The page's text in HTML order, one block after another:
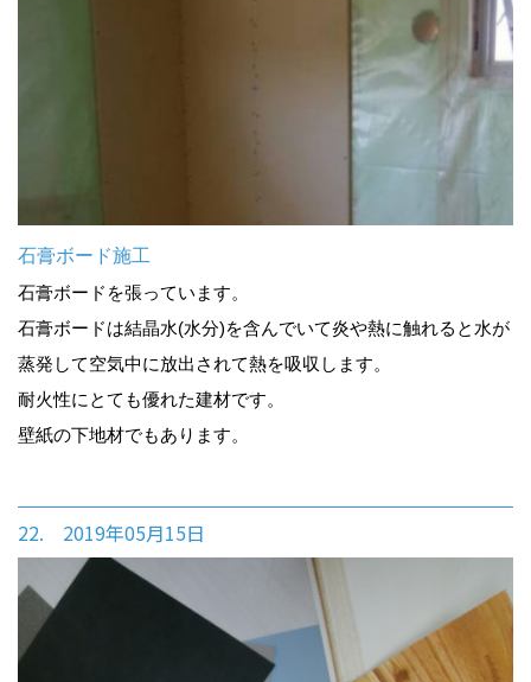
石膏ボード施工
石膏ボードを張っています。
石膏ボードは結晶水(水分)を含んでいて炎や熱に触れると水が
蒸発して空気中に放出されて熱を吸収します。
耐火性にとても優れた建材です。
壁紙の下地材でもあります。
22. 2019年05月15日